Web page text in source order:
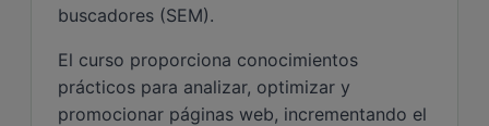
buscadores (SEM).
El curso proporciona conocimientos
prácticos para analizar, optimizar y
promocionar páginas web, incrementando el